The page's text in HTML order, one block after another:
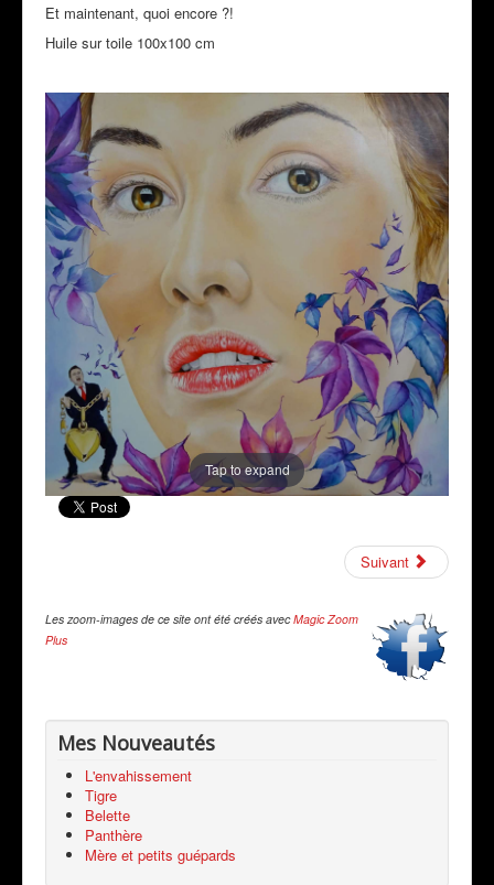
Peintres & Amis
Contact
Prestations
Et maintenant, quoi encore ?!
Huile sur toile 100x100 cm
Tap to expand
Suivant
Les zoom-images de ce site ont été créés avecMagic Zoom
Plus
Mes Nouveautés
L'envahissement
Tigre
Belette
Panthère
Mère et petits guépards